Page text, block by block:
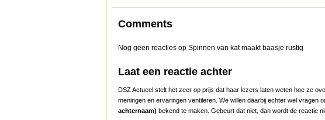
Comments
Nog geen reacties op Spinnen van kat maakt baasje rustig
Laat een reactie achter
DSZ Actueel stelt het zeer op prijs dat haar lezers laten weten hoe ze
meningen en ervaringen ventileren. We willen daarbij echter wel vragen
achternaam) bekend te maken. Gebeurt dat niet, dan wordt de reactie